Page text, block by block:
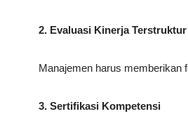
2. Evaluasi Kinerja Terstruktur
Manajemen harus memberikan
3. Sertifikasi Kompetensi